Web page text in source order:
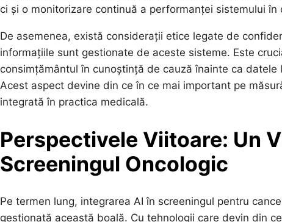
ci și o monitorizare continuă a performanței sistemului în
De asemenea, există considerații etice legate de
informațiile sunt gestionate de aceste sisteme. Este
consimțământul în cunoștință de cauză înainte ca
Acest aspect devine din ce în ce mai important pe
integrată în practica medicală.
Perspectivele Viitoare: Un
Screeningul Oncologic
Pe termen lung, integrarea AI în screeningul pentru
gestionată această boală. Cu tehnologii care devin din